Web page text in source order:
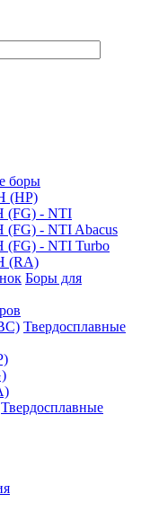
боры
(HP)
(FG) - NTI
(FG) - NTI Abacus
(FG) - NTI Turbo
(RA)
Боры для
Твердосплавные
Твердосплавные